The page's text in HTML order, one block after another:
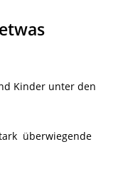
Kinder unter den
überwiegende